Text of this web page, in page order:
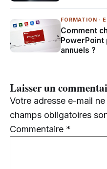
FORMATION -
Comment
annuels ?
Laisser un
Votre adresse e-mail
champs obligatoires
Commentaire *